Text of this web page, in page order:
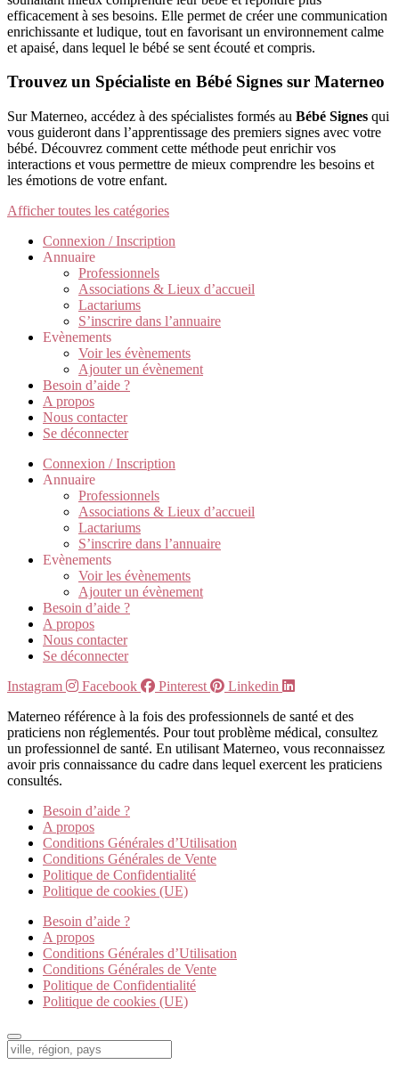
efficacement à ses besoins. Elle permet de créer une communication
enrichissante et ludique, tout en favorisant un environnement calme
et apaisé, dans lequel le bébé se sent écouté et compris.
Trouvez un Spécialiste en Bébé Signes sur Materneo
Sur Materneo, accédez à des spécialistes formés au Bébé Signes qui
vous guideront dans l’apprentissage des premiers signes avec votre
bébé. Découvrez comment cette méthode peut enrichir vos
interactions et vous permettre de mieux comprendre les besoins et
les émotions de votre enfant.
Afficher toutes les catégories
Connexion / Inscription
Annuaire
Professionnels
Associations & Lieux d’accueil
Lactariums
S’inscrire dans l’annuaire
Evènements
Voir les évènements
Ajouter un évènement
Besoin d’aide ?
A propos
Nous contacter
Se déconnecter
Connexion / Inscription
Annuaire
Professionnels
Associations & Lieux d’accueil
Lactariums
S’inscrire dans l’annuaire
Evènements
Voir les évènements
Ajouter un évènement
Besoin d’aide ?
A propos
Nous contacter
Se déconnecter
Instagram
Facebook Pinterest
Linkedin
Materneo référence à la fois des professionnels de santé et des
praticiens non réglementés. Pour tout problème médical, consultez
un professionnel de santé. En utilisant Materneo, vous reconnaissez
avoir pris connaissance du cadre dans lequel exercent les praticiens
consultés.
Besoin d’aide ?
A propos
Conditions Générales d’Utilisation
Conditions Générales de Vente
Politique de Confidentialité
Politique de cookies (UE)
Besoin d’aide ?
A propos
Conditions Générales d’Utilisation
Conditions Générales de Vente
Politique de Confidentialité
Politique de cookies (UE)